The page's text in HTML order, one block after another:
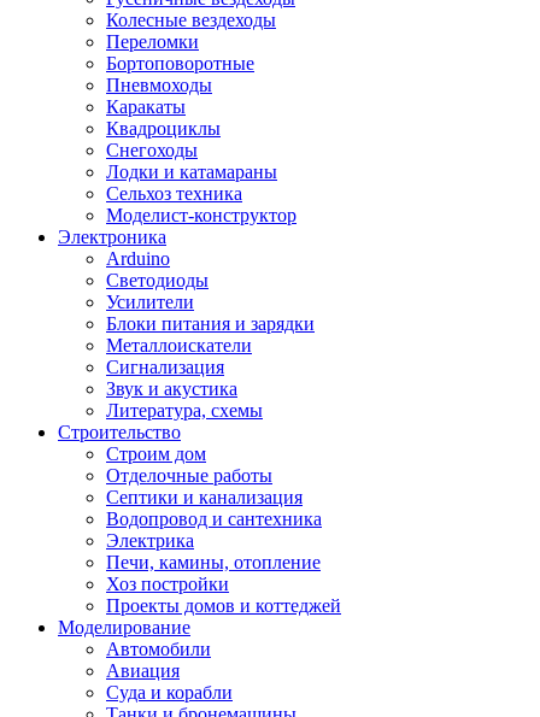
Колесные вездеходы
Переломки
Бортоповоротные
Пневмоходы
Каракаты
Квадроциклы
Снегоходы
Лодки и катамараны
Сельхоз техника
Моделист-конструктор
Электроника
Arduino
Светодиоды
Усилители
Блоки питания и зарядки
Металлоискатели
Сигнализация
Звук и акустика
Литература, схемы
Строительство
Строим дом
Отделочные работы
Септики и канализация
Водопровод и сантехника
Электрика
Печи, камины, отопление
Хоз постройки
Проекты домов и коттеджей
Моделирование
Автомобили
Авиация
Суда и корабли